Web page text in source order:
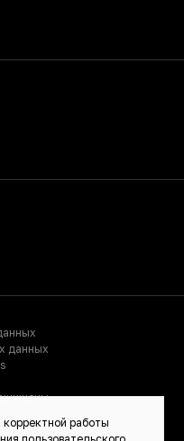
данных
работы